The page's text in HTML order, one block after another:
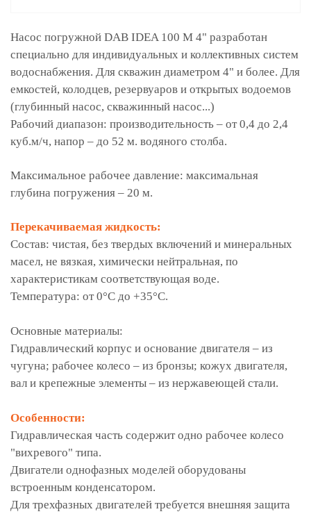
Насос погружной DAB IDEA 100 M 4" разработан
специально для индивидуальных и коллективных систем
водоснабжения. Для скважин диаметром 4" и более. Для
емкостей, колодцев, резервуаров и открытых водоемов
(глубинный насос, скважинный насос...)
Рабочий диапазон: производительность – от 0,4 до 2,4
куб.м/ч, напор – до 52 м. водяного столба.
Максимальное рабочее давление: максимальная
глубина погружения – 20 м.
Перекачиваемая жидкость:
Состав: чистая, без твердых включений и минеральных
масел, не вязкая, химически нейтральная, по
характеристикам соответствующая воде.
Температура: от 0°С до +35°С.
Основные материалы:
Гидравлический корпус и основание двигателя – из
чугуна; рабочее колесо – из бронзы; кожух двигателя,
вал и крепежные элементы – из нержавеющей стали.
Особенности:
Гидравлическая часть содержит одно рабочее колесо
"вихревого" типа.
Двигатели однофазных моделей оборудованы
встроенным конденсатором.
Для трехфазных двигателей требуется внешняя защита